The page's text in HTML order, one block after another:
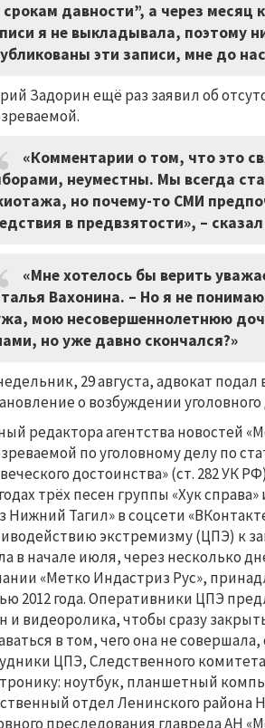
срокам давности”, а через
я не выкладывала, поэтому
эти записи, мне до
Задорин ещё раз заявил об
«Комментарии о том, что это
неуместны. Мы всегда
но почему-то СМИ
в предвзятости», –
«Мне хотелось бы верить
Вахонина. – Но я не
мою несовершеннолетнюю
но уже давно скончался?»
29 августа, адвокат
о возбуждении
редактора агентства новостей
по уголовному делу по
достоинства» (ст. 282 УК
трёх песен группы «Хук
Нижний Тагил» в соцсети
экстремизму (ЦПЭ) к
в начале июля, через несколько
«Метко Индастриз Рус»,
2012 года. Оперативники ЦПЭ
и видеоролика, чтобы сразу
в том, чего она не
ЦПЭ, Следственного
ноутбук, планшетный
отдел Ленинского района
преследования главреда АН